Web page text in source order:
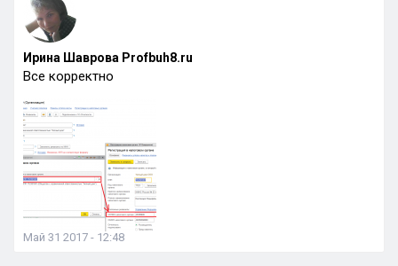
Ирина Шаврова Profbuh8.ru
Все корректно
Май 31 2017 - 12:48